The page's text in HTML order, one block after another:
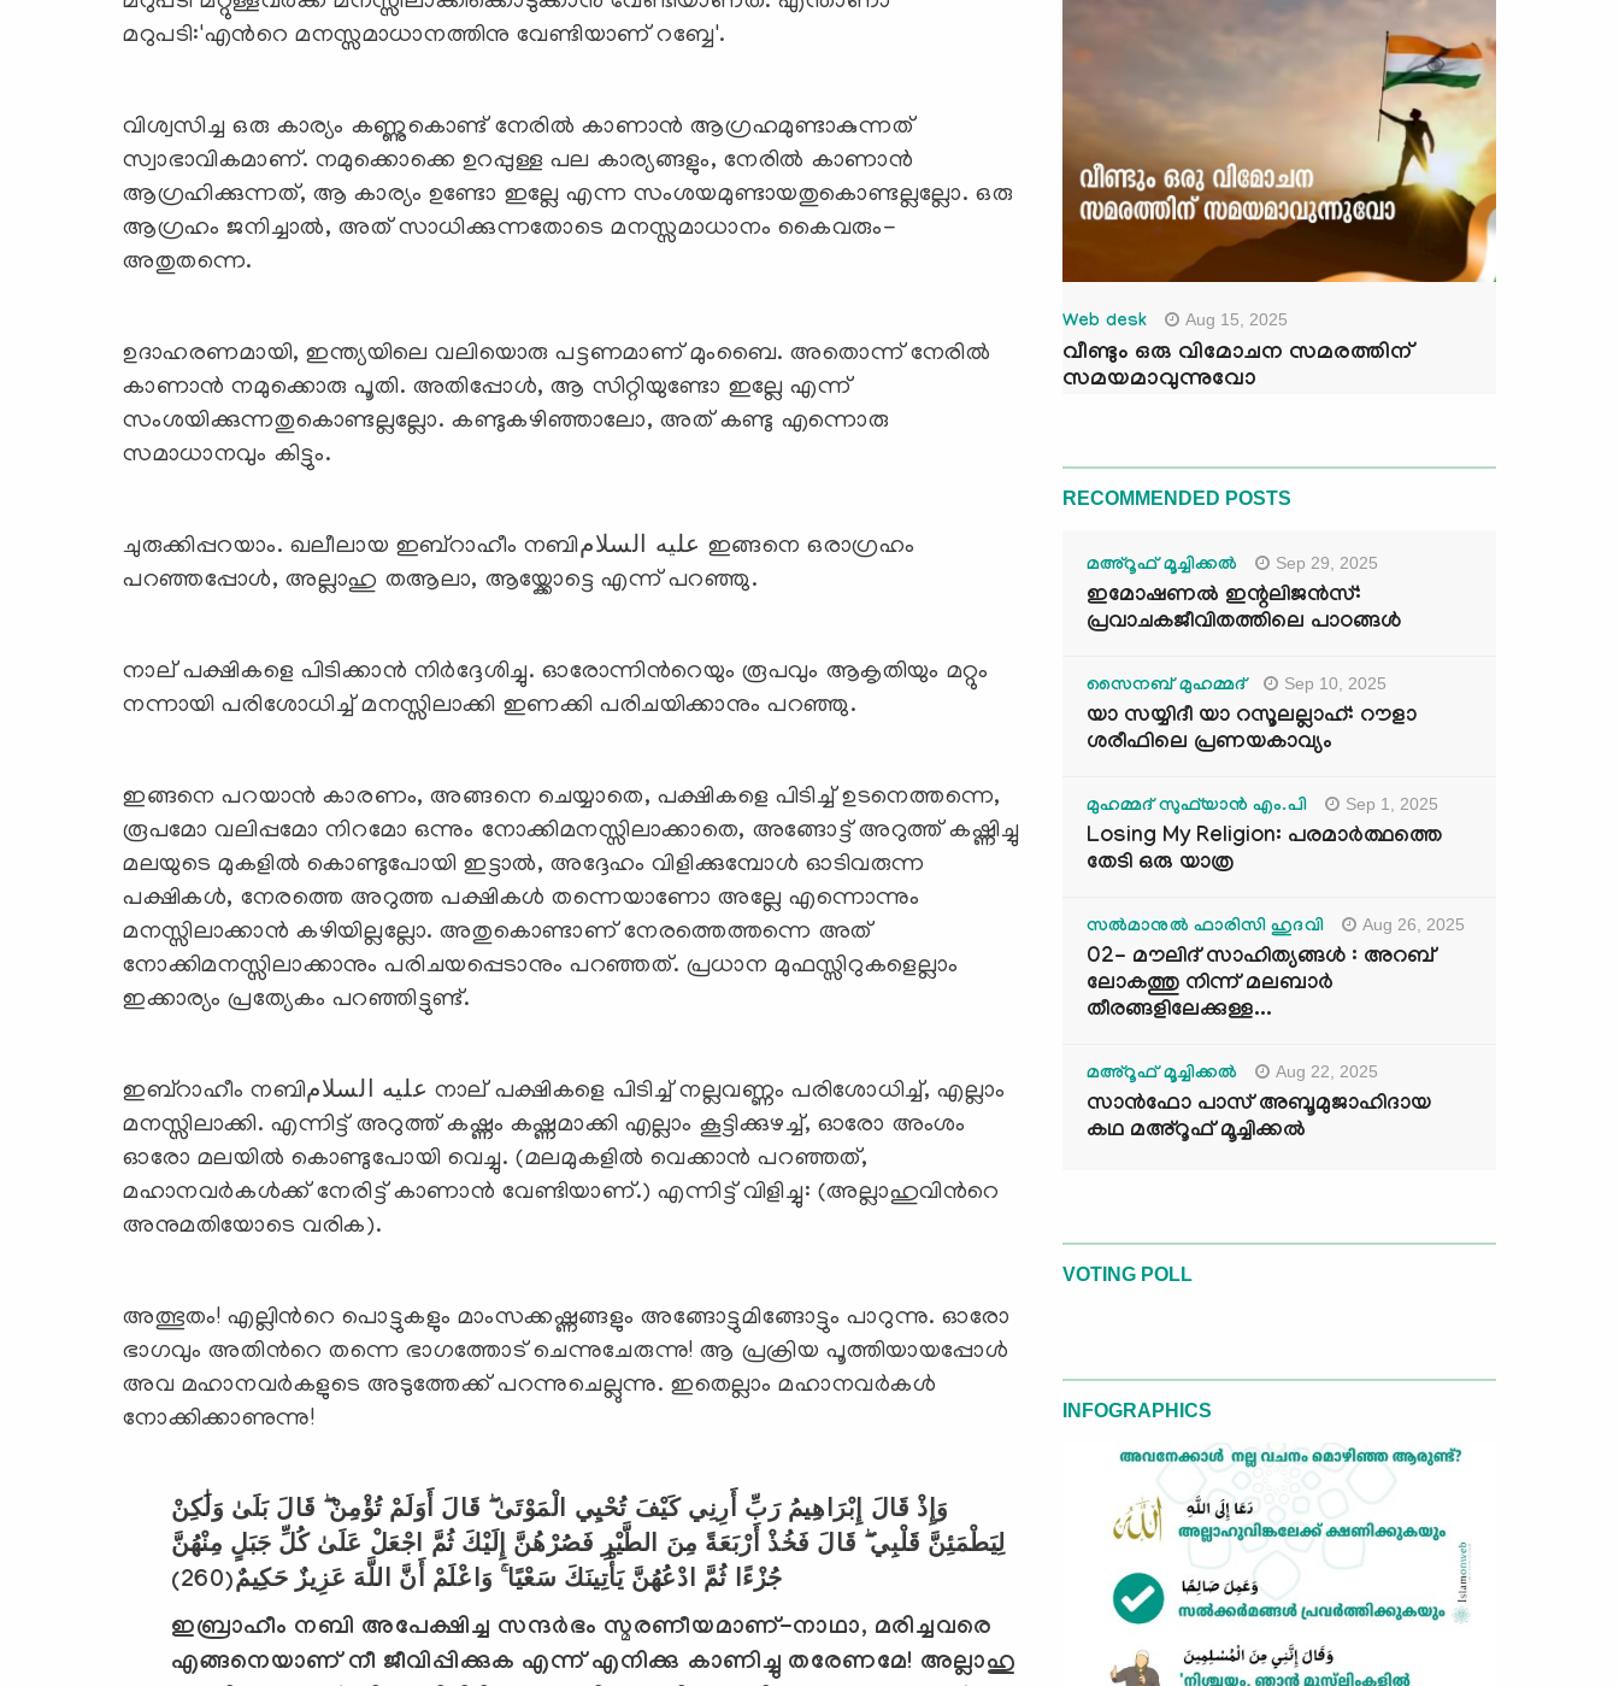
മറുപടി:'എന്‍റെ മനസ്സമാധാനത്തിനു വേണ്ടിയാണ് റബ്ബേ'.
വിശ്വസിച്ച ഒരു കാര്യം കണ്ണുകൊണ്ട് നേരില്‍ കാണാന്‍ ആഗ്രഹമുണ്ടാകുന്നത്
സ്വാഭാവികമാണ്. നമുക്കൊക്കെ ഉറപ്പുള്ള പല കാര്യങ്ങളും, നേരില്‍ കാണാന്‍
ആഗ്രഹിക്കുന്നത്, ആ കാര്യം ഉണ്ടോ ഇല്ലേ എന്ന സംശയമുണ്ടായതുകൊണ്ടല്ലല്ലോ. ഒരു
ആഗ്രഹം ജനിച്ചാല്‍, അത് സാധിക്കുന്നതോടെ മനസ്സമാധാനം കൈവരും-
അതുതന്നെ.
ഉദാഹരണമായി, ഇന്ത്യയിലെ വലിയൊരു പട്ടണമാണ് മുംബൈ. അതൊന്ന് നേരില്‍
കാണാന്‍ നമുക്കൊരു പൂതി. അതിപ്പോള്‍, ആ സിറ്റിയുണ്ടോ ഇല്ലേ എന്ന്
സംശയിക്കുന്നതുകൊണ്ടല്ലല്ലോ. കണ്ടുകഴിഞ്ഞാലോ, അത് കണ്ടു എന്നൊരു
സമാധാനവും കിട്ടും.
ചുരുക്കിപ്പറയാം. ഖലീലായ ഇബ്‌റാഹീം നബിعليه السلام ഇങ്ങനെ ഒരാഗ്രഹം
പറഞ്ഞപ്പോള്‍, അല്ലാഹു തആലാ, ആയ്ക്കോട്ടെ എന്ന് പറഞ്ഞു.
നാല് പക്ഷികളെ പിടിക്കാന്‍ നിര്‍ദ്ദേശിച്ചു. ഓരോന്നിന്‍റെയും രൂപവും ആകൃതിയും മറ്റും
നന്നായി പരിശോധിച്ച് മനസ്സിലാക്കി ഇണക്കി പരിചയിക്കാനും പറഞ്ഞു.
ഇങ്ങനെ പറയാന്‍ കാരണം, അങ്ങനെ ചെയ്യാതെ, പക്ഷികളെ പിടിച്ച് ഉടനെത്തന്നെ,
രൂപമോ വലിപ്പമോ നിറമോ ഒന്നും നോക്കിമനസ്സിലാക്കാതെ, അങ്ങോട്ട് അറുത്ത് കഷ്ണിച്ചു
മലയുടെ മുകളില്‍ കൊണ്ടുപോയി ഇട്ടാല്‍, അദ്ദേഹം വിളിക്കുമ്പോള്‍ ഓടിവരുന്ന
പക്ഷികള്‍, നേരത്തെ അറുത്ത പക്ഷികള്‍ തന്നെയാണോ അല്ലേ എന്നൊന്നും
മനസ്സിലാക്കാന്‍ കഴിയില്ലല്ലോ. അതുകൊണ്ടാണ് നേരത്തെത്തന്നെ അത്
നോക്കിമനസ്സിലാക്കാനും പരിചയപ്പെടാനും പറഞ്ഞത്. പ്രധാന മുഫസ്സിറുകളെല്ലാം
ഇക്കാര്യം പ്രത്യേകം പറഞ്ഞിട്ടുണ്ട്.
ഇബ്‌റാഹീം നബിعليه السلام നാല് പക്ഷികളെ പിടിച്ച് നല്ലവണ്ണം പരിശോധിച്ച്, എല്ലാം
മനസ്സിലാക്കി. എന്നിട്ട് അറുത്ത് കഷ്ണം കഷ്ണമാക്കി എല്ലാം കൂട്ടിക്കുഴച്ച്, ഓരോ അംശം
ഓരോ മലയില്‍ കൊണ്ടുപോയി വെച്ചു. (മലമുകളില്‍ വെക്കാന്‍ പറഞ്ഞത്,
മഹാനവര്‍കള്‍ക്ക് നേരിട്ട് കാണാന്‍ വേണ്ടിയാണ്.) എന്നിട്ട് വിളിച്ചു: (അല്ലാഹുവിന്‍റെ
അനുമതിയോടെ വരിക).
അത്ഭുതം! എല്ലിന്‍റെ പൊട്ടുകളും മാംസക്കഷ്ണങ്ങളും അങ്ങോട്ടുമിങ്ങോട്ടും പാറുന്നു. ഓരോ
ഭാഗവും അതിന്‍റെ തന്നെ ഭാഗത്തോട് ചെന്നുചേരുന്നു! ആ പ്രക്രിയ പൂത്തിയായപ്പോള്‍
അവ മഹാനവര്‍കളുടെ അടുത്തേക്ക് പറന്നുചെല്ലുന്നു. ഇതെല്ലാം മഹാനവര്‍കള്‍
നോക്കിക്കാണുന്നു!
وَإِذْ قَالَ إِبْرَاهِيمُ رَبِّ أَرِنِي كَيْفَ تُحْيِي الْمَوْتَىٰ ۖ قَالَ أَوَلَمْ تُؤْمِنْ ۖ قَالَ بَلَىٰ وَلَٰكِنْ
لِيَطْمَئِنَّ قَلْبِي ۖ قَالَ فَخُذْ أَرْبَعَةً مِنَ الطَّيْرِ فَصُرْهُنَّ إِلَيْكَ ثُمَّ اجْعَلْ عَلَىٰ كُلِّ جَبَلٍ مِنْهُنَّ
جُزْءًا ثُمَّ ادْعُهُنَّ يَأْتِينَكَ سَعْيًا ۚ وَاعْلَمْ أَنَّ اللَّهَ عَزِيزٌ حَكِيمٌ(260)
ഇബ്രാഹീം നബി അപേക്ഷിച്ച സന്ദര്‍ഭം സ്മരണീയമാണ്-നാഥാ, മരിച്ചവരെ
എങ്ങനെയാണ് നീ ജീവിപ്പിക്കുക എന്ന് എനിക്കു കാണിച്ചു തരേണമേ! അല്ലാഹു
Web desk Aug 15, 2025
വീണ്ടും ഒരു വിമോചന സമരത്തിന്
സമയമാവുന്നുവോ
RECOMMENDED POSTS
മഅ്റൂഫ് മൂച്ചിക്കല്‍ Sep 29, 2025
ഇമോഷണൽ ഇന്റലിജൻസ്:
പ്രവാചകജീവിതത്തിലെ പാഠങ്ങൾ
സൈനബ് മുഹമ്മദ് Sep 10, 2025
യാ സയ്യിദീ യാ റസൂലല്ലാഹ്: റൗളാ
ശരീഫിലെ പ്രണയകാവ്യം
മുഹമ്മദ് സുഫ്‌യാൻ എം.പി Sep 1, 2025
Losing My Religion: പരമാർത്ഥത്തെ
തേടി ഒരു യാത്ര
സൽമാനുൽ ഫാരിസി ഹുദവി Aug 26, 2025
02- മൗലിദ് സാഹിത്യങ്ങൾ : അറബ്
ലോകത്തു നിന്ന് മലബാർ
തീരങ്ങളിലേക്കുള്ള...
മഅ്റൂഫ് മൂച്ചിക്കല്‍ Aug 22, 2025
സാൻഫോ പാസ് അബൂമുജാഹിദായ
കഥ മഅ്റൂഫ് മൂച്ചിക്കല്‍
VOTING POLL
INFOGRAPHICS